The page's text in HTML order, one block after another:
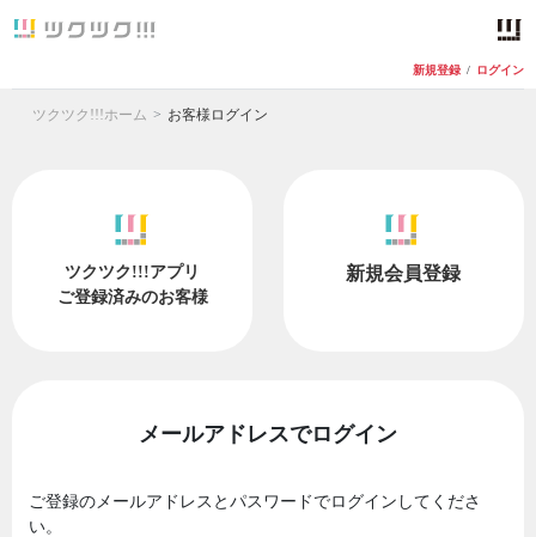
新規登録 / ログイン
ツクツク!!!ホーム お客様ログイン
ツクツク!!!アプリ
ご登録済みのお客様
新規会員登録
メールアドレスでログイン
ご登録のメールアドレスとパスワードでログインしてくださ
い。